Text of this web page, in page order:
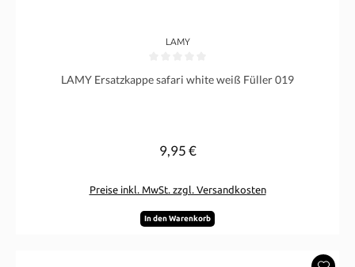
LAMY
LAMY Ersatzkappe safari white weiß Füller 019
Regulärer Preis:
9,95 €
Preise inkl. MwSt. zzgl. Versandkosten
In den Warenkorb